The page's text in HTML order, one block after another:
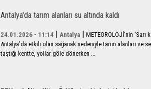
Antalya'da tarım alanları su altında kaldı
24.01.2026 - 11:14 | Antalya | METEOROLOJİ'nin
Antalya'da etkili olan sağanak nedeniyle tarım alanları ve
taştığı kentte, yollar göle dönerken ...